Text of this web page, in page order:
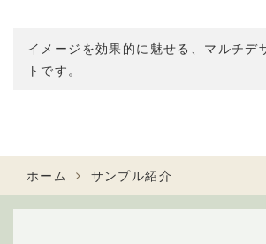
イメージを効果的に魅せる、マルチデ
トです。
ホーム サンプル紹介